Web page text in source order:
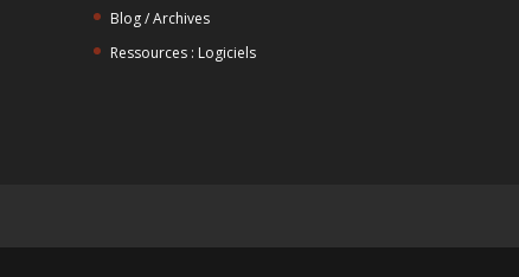
Blog / Archives
Ressources : Logiciels